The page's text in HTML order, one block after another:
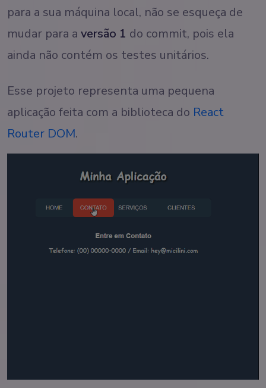
para a sua máquina local, não se esqueça de
mudar para a versão 1 do commit, pois ela
ainda não contém os testes unitários.
Esse projeto representa uma pequena
aplicação feita com a biblioteca do React
Router DOM.